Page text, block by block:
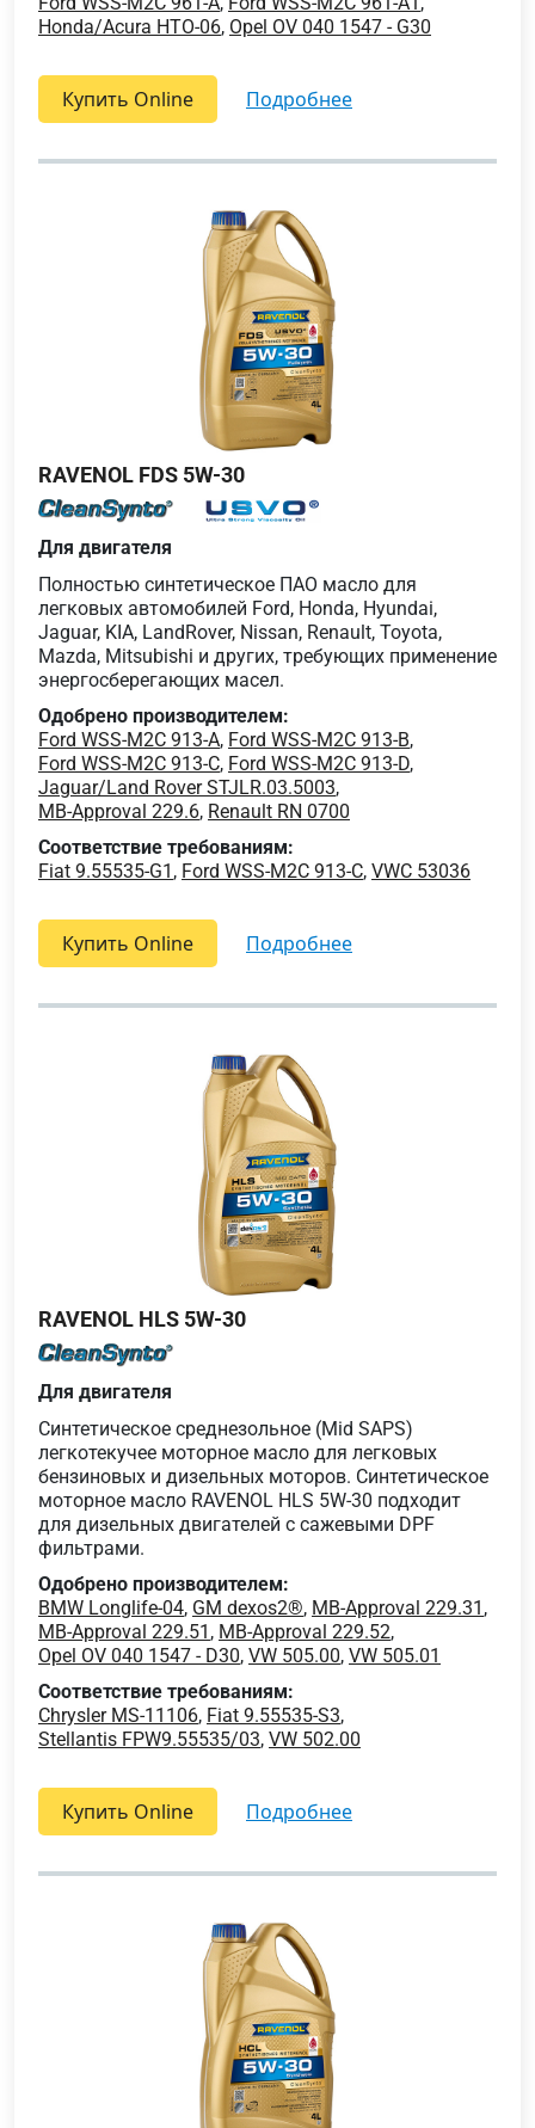
Honda/Acura HTO-06, Opel OV 040 1547 - G30
Купить Online подробнее
RAVENOL FDS 5W-30
Для двигателя
Полностью синтетическое ПАО масло для
легковых автомобилей Ford, Honda, Hyundai,
Jaguar, KIA, LandRover, Nissan, Renault, Toyota,
Mazda, Mitsubishi и других, требующих применение
энергосберегающих масел.
Одобрено производителем:
Ford WSS-M2C 913-A, Ford WSS-M2C 913-B,
Ford WSS-M2C 913-C, Ford WSS-M2C 913-D,
Jaguar/Land Rover STJLR.03.5003,
MB-Approval 229.6, Renault RN 0700
Соответствие требованиям:
Fiat 9.55535-G1 , Ford WSS-M2C 913-C, VWC 53036
Купить Online подробнее
RAVENOL HLS 5W-30
Для двигателя
Синтетическое среднезольное (Mid SAPS)
легкотекучее моторное масло для легковых
бензиновых и дизельных моторов. Синтетическое
моторное масло RAVENOL HLS 5W-30 подходит
для дизельных двигателей с сажевыми DPF
фильтрами.
Одобрено производителем:
BMW Longlife-04, GM dexos2®, MB-Approval 229.31 ,
MB-Approval 229.51 , MB-Approval 229.52,
Opel OV 040 1547 - D30, VW 505.00, VW 505.01
Соответствие требованиям:
Chrysler MS-11106, Fiat 9.55535-S3,
Stellantis FPW9.55535/03, VW 502.00
Купить Online подробнее